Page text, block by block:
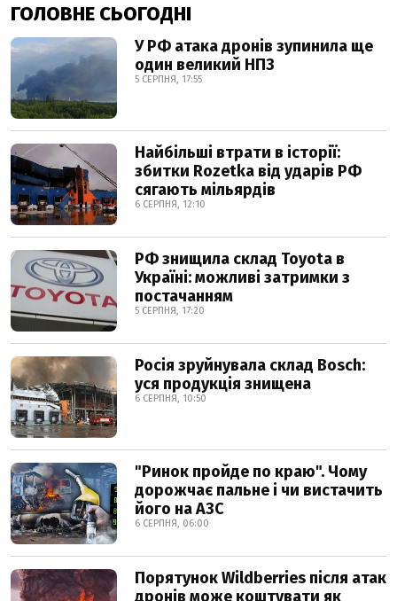
ГОЛОВНЕ СЬОГОДНІ
У РФ атака дронів зупинила ще
один великий НПЗ
5 СЕРПНЯ, 17:55
Найбільші втрати в історії:
збитки Rozetka від ударів РФ
сягають мільярдів
6 СЕРПНЯ, 12:10
РФ знищила склад Toyota в
Україні: можливі затримки з
постачанням
5 СЕРПНЯ, 17:20
Росія зруйнувала склад Bosch:
уся продукція знищена
6 СЕРПНЯ, 10:50
"Ринок пройде по краю". Чому
дорожчає пальне і чи вистачить
його на АЗС
6 СЕРПНЯ, 06:00
Порятунок Wildberries після атак
дронів може коштувати як